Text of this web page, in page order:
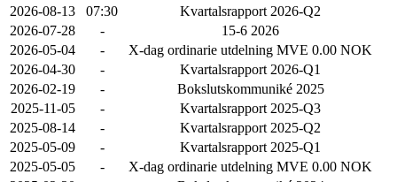
2026-08-13
07:30
Kvartalsrapport 2026-Q2
2026-07-28
-
15-6 2026
2026-05-04
-
X-dag ordinarie utdelning MVE 0.00 NOK
2026-04-30
-
Kvartalsrapport 2026-Q1
2026-02-19
-
Bokslutskommuniké 2025
2025-11-05
-
Kvartalsrapport 2025-Q3
2025-08-14
-
Kvartalsrapport 2025-Q2
2025-05-09
-
Kvartalsrapport 2025-Q1
2025-05-05
-
X-dag ordinarie utdelning MVE 0.00 NOK